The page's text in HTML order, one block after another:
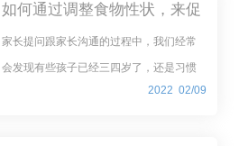
支持系统和他们的学
如何通过调整食物性状，来促
进孩子的语言发展？
家长提问跟家长沟通的过程中，我们经常
会发现有些孩子已经三四岁了，还是习惯
吃流食或是颗粒很小、较软的食物。这样
2022 02/09